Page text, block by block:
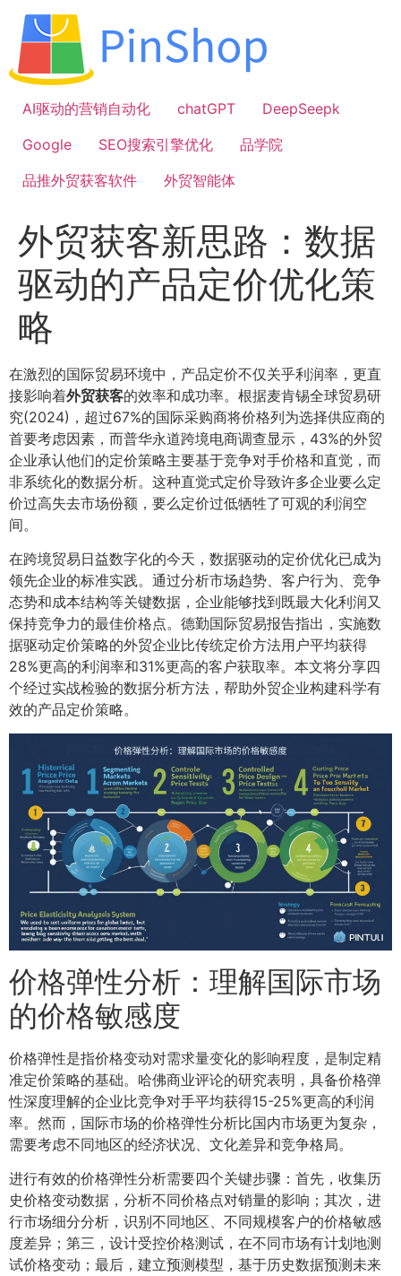
容
AI驱动的营销自动化
chatGPT
DeepSeepk
Google
SEO搜索引擎优化
品学院
品推外贸获客软件
外贸智能体
外贸获客新思路：数据
驱动的产品定价优化策
略
在激烈的国际贸易环境中，产品定价不仅关乎利润率，更直
接影响着外贸获客的效率和成功率。根据麦肯锡全球贸易研
究(2024)，超过67%的国际采购商将价格列为选择供应商的
首要考虑因素，而普华永道跨境电商调查显示，43%的外贸
企业承认他们的定价策略主要基于竞争对手价格和直觉，而
非系统化的数据分析。这种直觉式定价导致许多企业要么定
价过高失去市场份额，要么定价过低牺牲了可观的利润空
间。
在跨境贸易日益数字化的今天，数据驱动的定价优化已成为
领先企业的标准实践。通过分析市场趋势、客户行为、竞争
态势和成本结构等关键数据，企业能够找到既最大化利润又
保持竞争力的最佳价格点。德勤国际贸易报告指出，实施数
据驱动定价策略的外贸企业比传统定价方法用户平均获得
28%更高的利润率和31%更高的客户获取率。本文将分享四
个经过实战检验的数据分析方法，帮助外贸企业构建科学有
效的产品定价策略。
价格弹性分析：理解国际市场
的价格敏感度
价格弹性是指价格变动对需求量变化的影响程度，是制定精
准定价策略的基础。哈佛商业评论的研究表明，具备价格弹
性深度理解的企业比竞争对手平均获得15-25%更高的利润
率。然而，国际市场的价格弹性分析比国内市场更为复杂，
需要考虑不同地区的经济状况、文化差异和竞争格局。
进行有效的价格弹性分析需要四个关键步骤：首先，收集历
史价格变动数据，分析不同价格点对销量的影响；其次，进
行市场细分分析，识别不同地区、不同规模客户的价格敏感
度差异；第三，设计受控价格测试，在不同市场有计划地测
试价格变动；最后，建立预测模型，基于历史数据预测未来